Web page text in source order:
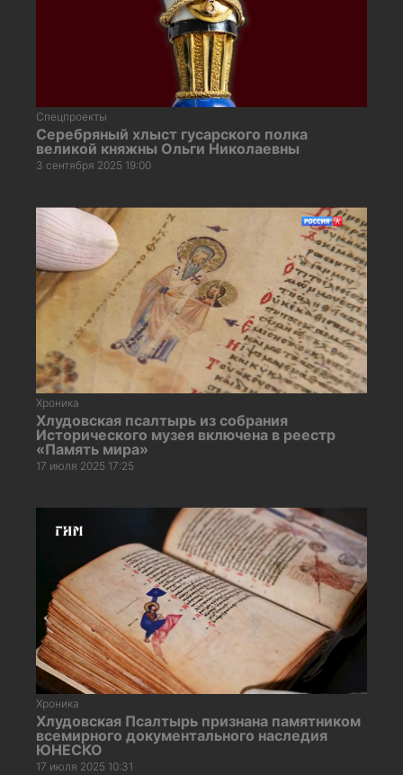
Спецпроекты
Серебряный хлыст гусарского полка
великой княжны Ольги Николаевны
3 сентября 2025 19:00
Хроника
Хлудовская псалтырь из собрания
Исторического музея включена в реестр
«Память мира»
17 июля 2025 17:25
Хроника
Хлудовская Псалтырь признана памятником
всемирного документального наследия
ЮНЕСКО
17 июля 2025 10:31